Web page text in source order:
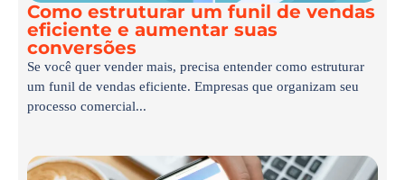
Como estruturar um funil de vendas
eficiente e aumentar suas
conversões
Se você quer vender mais, precisa entender como estruturar
um funil de vendas eficiente. Empresas que organizam seu
processo comercial...